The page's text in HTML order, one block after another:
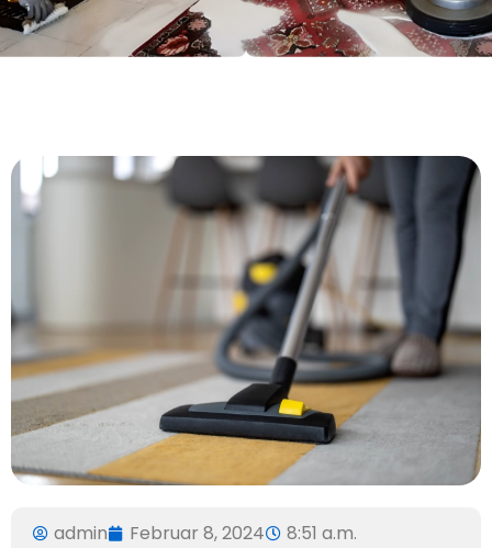
admin Februar 8, 2024 8:51 a.m.